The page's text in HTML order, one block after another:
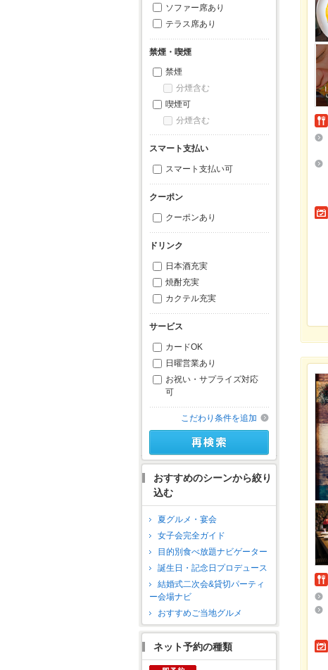
ソファー席あり
テラス席あり
禁煙・喫煙
禁煙
分煙含む
喫煙可
分煙含む
スマート支払い
スマート支払い可
クーポン
クーポンあり
ドリンク
日本酒充実
焼酎充実
カクテル充実
サービス
カードOK
日曜営業あり
お祝い・サプライズ対応
可
こだわり条件を追加
おすすめのシーンから絞り
込む
夏グルメ・宴会
女子会完全ガイド
目的別食べ放題ナビゲーター
誕生日・記念日プロデュース
結婚式二次会&貸切パーティ
ー会場ナビ
おすすめご当地グルメ
ネット予約の種類